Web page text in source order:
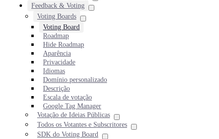
Feedback & Voting
Voting Boards
Voting Board
Roadmap
Hide Roadmap
Aparência
Privacidade
Idiomas
Domínio personalizado
Descrição
Escala de votação
Google Tag Manager
Votação de Ideias Públicas
Todos os Votantes e Subscritores
SDK do Voting Board